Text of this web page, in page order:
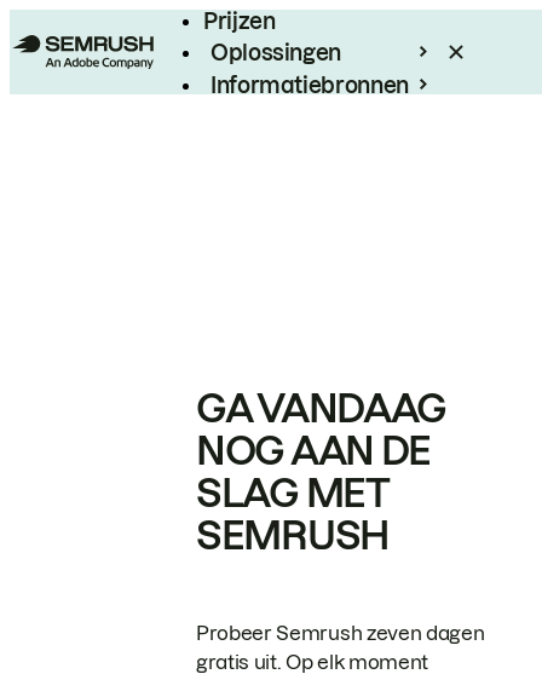
Prijzen
Oplossingen
Informatiebronnen
GA VANDAAG
NOG AAN DE
SLAG MET
SEMRUSH
Probeer Semrush zeven dagen
gratis uit. Op elk moment